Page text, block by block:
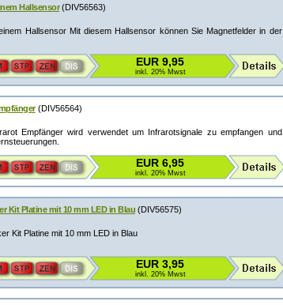
Hallsensor(DIV56563)
Hallsensor Mit diesem Hallsensor können Sie Magnetfelder in der
EUR 9,95
inkl. 20% Mwst
(DIV56564)
Empfänger wird verwendet um Infrarotsignale zu empfangen und
EUR 6,95
inkl. 20% Mwst
Kit Platine mit 10 mm LED in Blau (DIV56575)
Kit Platine mit 10 mm LED in Blau
EUR 3,95
inkl. 20% Mwst